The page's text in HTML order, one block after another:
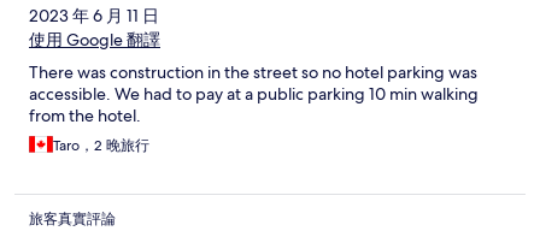
2023 年 6 月 11 日
使用 Google 翻譯
There was construction in the street so no hotel parking was
accessible. We had to pay at a public parking 10 min walking
from the hotel.
Taro，2 晚旅行
旅客真實評論